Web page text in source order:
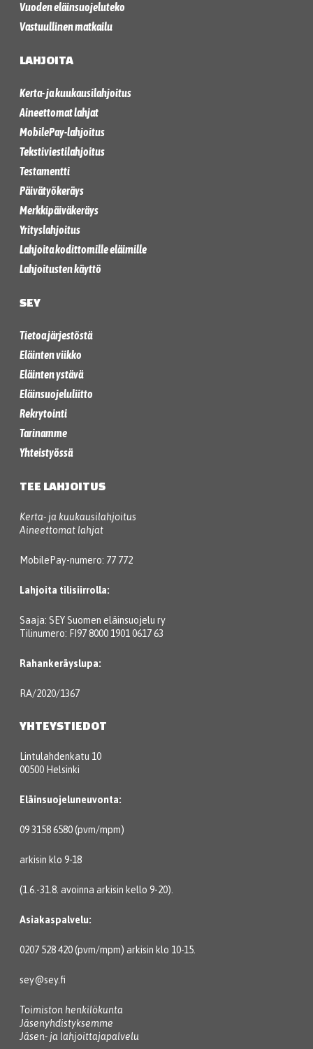
Vuoden eläinsuojeluteko
Vastuullinen matkailu
LAHJOITA
Kerta- ja kuukausilahjoitus
Aineettomat lahjat
MobilePay-lahjoitus
Tekstiviestilahjoitus
Testamentti
Päivätyökeräys
Merkkipäiväkeräys
Yrityslahjoitus
Lahjoita kodittomille eläimille
Lahjoitusten käyttö
SEY
Tietoa järjestöstä
Eläinten viikko
Eläinten ystävä
Eläinsuojeluliitto
Rekrytointi
Tarinamme
Yhteistyössä
TEE LAHJOITUS
Kerta- ja kuukausilahjoitus
Aineettomat lahjat
MobilePay-numero: 77 772
Lahjoita tilisiirrolla:
Saaja: SEY Suomen eläinsuojelu ry
Tilinumero: FI97 8000 1901 0617 63
Rahankeräyslupa:
RA/2020/1367
YHTEYSTIEDOT
Lintulahdenkatu 10
00500 Helsinki
Eläinsuojeluneuvonta:
09 3158 6580 (pvm/mpm)
arkisin klo 9-18
(1.6.-31.8. avoinna arkisin kello 9-20).
Asiakaspalvelu:
0207 528 420 (pvm/mpm) arkisin klo 10-15.
sey@sey.fi
Toimiston henkilökunta
Jäsenyhdistyksemme
Jäsen- ja lahjoittajapalvelu